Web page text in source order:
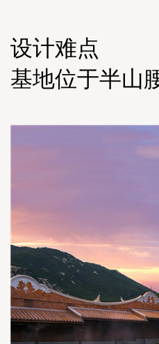
设计难点
基地位于半山